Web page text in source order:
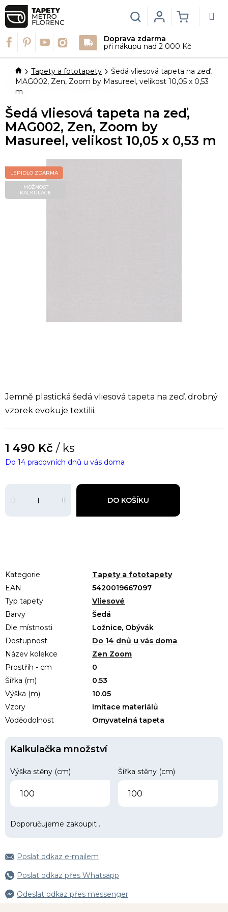
Přejít
na
obsah
Doprava zdarma
při nákupu nad 2 000 Kč
Hledat
KOŠÍK
Login
DomůTapety a fototapety
Šedá vliesová tapeta na zeď,
MAG002, Zen, Zoom by Masureel, velikost 10,05 x 0,53
m
Jemně plastická šedá vliesová tapeta na zeď, drobný
vzorek evokuje textilii.
1 490 Kč / ks
DO KOŠÍKU
Do 14 pracovních dnů u vás doma
Kategorie
Tapety a fototapety
EAN
5420019667097
Typ tapety
Vliesové
Barvy
Šedá
Dle místnosti
Ložnice, Obývák
Dostupnost
Do 14 dnů u vás doma
Název kolekce
Zen Zoom
Prostřih - cm
0
Šířka (m)
0.53
Výška (m)
10.05
Vzory
Imitace materiálů
Voděodolnost
Omyvatelná tapeta
Kalkulačka množství
Výška stěny (cm) Šířka stěny (cm)
Doporučujeme zakoupit .
Poslat odkaz e-mailem
Poslat odkaz přes Whatsapp
Odeslat odkaz přes messenger
Šedá vliesová tapeta na zeď,
MAG002, Zen, Zoom by
Masureel, velikost 10,05 x 0,53 m
LEPIDLO ZDARMA
MOŽNOST
KALKULACE